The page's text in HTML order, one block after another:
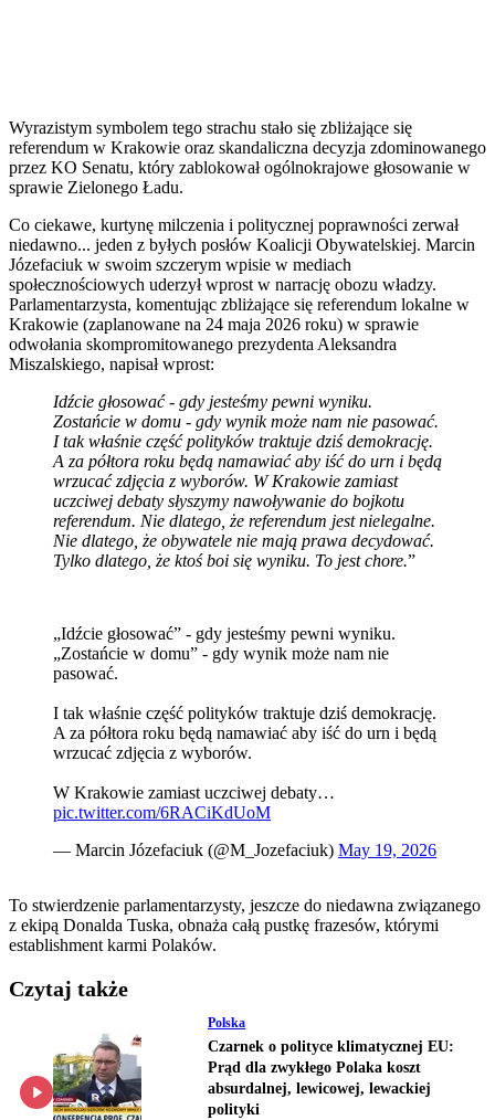
Wyrazistym symbolem tego strachu stało się zbliżające się
referendum w Krakowie oraz skandaliczna decyzja zdominowanego
przez KO Senatu, który zablokował ogólnokrajowe głosowanie w
sprawie Zielonego Ładu.
Co ciekawe, kurtynę milczenia i politycznej poprawności zerwał
niedawno... jeden z byłych posłów Koalicji Obywatelskiej. Marcin
Józefaciuk w swoim szczerym wpisie w mediach
społecznościowych uderzył wprost w narrację obozu władzy.
Parlamentarzysta, komentując zbliżające się referendum lokalne w
Krakowie (zaplanowane na 24 maja 2026 roku) w sprawie
odwołania skompromitowanego prezydenta Aleksandra
Miszalskiego, napisał wprost:
Idźcie głosować - gdy jesteśmy pewni wyniku.
Zostańcie w domu - gdy wynik może nam nie pasować.
I tak właśnie część polityków traktuje dziś demokrację.
A za półtora roku będą namawiać aby iść do urn i będą
wrzucać zdjęcia z wyborów. W Krakowie zamiast
uczciwej debaty słyszymy nawoływanie do bojkotu
referendum. Nie dlatego, że referendum jest nielegalne.
Nie dlatego, że obywatele nie mają prawa decydować.
Tylko dlatego, że ktoś boi się wyniku. To jest chore.”
„Idźcie głosować” - gdy jesteśmy pewni wyniku.
„Zostańcie w domu” - gdy wynik może nam nie
pasować.
I tak właśnie część polityków traktuje dziś demokrację.
A za półtora roku będą namawiać aby iść do urn i będą
wrzucać zdjęcia z wyborów.
W Krakowie zamiast uczciwej debaty…
pic.twitter.com/6RACiKdUoM
— Marcin Józefaciuk (@M_Jozefaciuk) May 19, 2026
To stwierdzenie parlamentarzysty, jeszcze do niedawna związanego
z ekipą Donalda Tuska, obnaża całą pustkę frazesów, którymi
establishment karmi Polaków.
Czytaj także
Polska
Czarnek o polityce klimatycznej EU:
Prąd dla zwykłego Polaka koszt
absurdalnej, lewicowej, lewackiej
polityki